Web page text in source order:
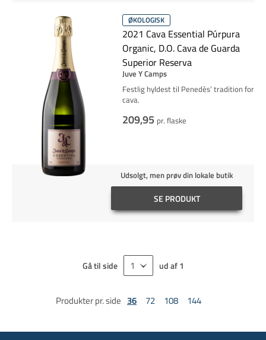
ØKOLOGISK
2021 Cava Essential Púrpura
Organic, D.O. Cava de Guarda
Superior Reserva
Juve Y Camps
Festlig hyldest til Penedès’ tradition for
cava.
209,95 pr. flaske
Udsolgt, men prøv din lokale butik
SE PRODUKT
Gå til side ud af 1
Produkter pr. side 36 72 108 144